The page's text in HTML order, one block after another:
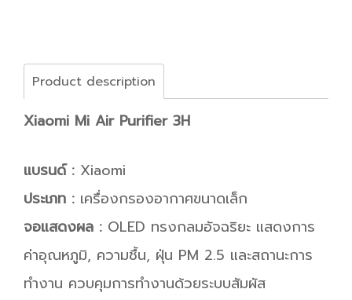
Product description
Xiaomi Mi Air Purifier 3H
แบรนด์ : Xiaomi
ประเภท : เครื่องกรองอากาศขนาดเล็ก
จอแสดงผล : OLED ทรงกลมอัจฉริยะ แสดงการ
ค่าอุณหภูมิ, ความชื้น, ฝุ่น PM 2.5 และสถานะการ
ทำงาน ควบคุมการทำงานด้วยระบบสัมผัส